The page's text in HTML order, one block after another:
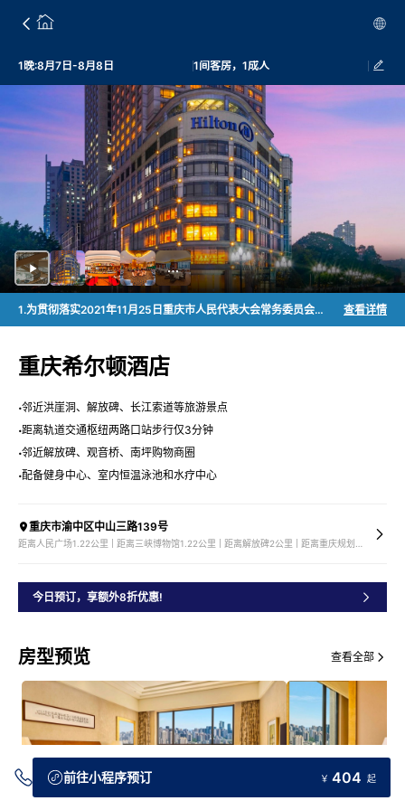
1晚:8月7日-8月8日 1间客房，1成人
1.为贯彻落实2021年11月25日重庆市人民代表大会常务委员会通过的《重庆市生活垃圾管理条例》的相关规定，从2023年08月01日起，酒店不会在客房放置且不会主动提供牙刷、梳子、剃须刀、浴擦、针线包、指甲锉、卫生袋、火柴、鞋擦；餐饮不会主动提供一次性餐具等打包用品。如有需要请咨询酒店前台。 查看详情
重庆希尔顿酒店
邻近洪崖洞、解放碑、长江索道等旅游景点
距离轨道交通枢纽两路口站步行仅3分钟
邻近解放碑、观音桥、南坪购物商圈
配备健身中心、室内恒温泳池和水疗中心
重庆市渝中区中山三路139号
今日预订，享额外8折优惠!
房型预览 查看全部
前往小程序预订 ￥ 404 起